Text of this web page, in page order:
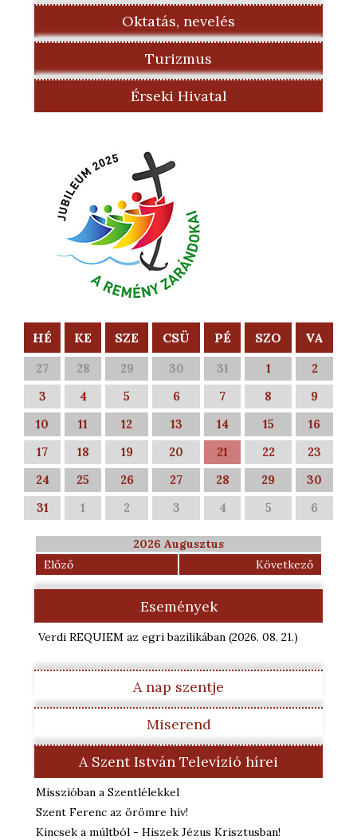
Oktatás, nevelés
Turizmus
Érseki Hivatal
HÉ KE SZE CSÜ PÉ SZO VA
27 28 29 30 31 1
2
3
4 5 6 7 8
9
10
11 12 13 14 15
16
17
18 19 20 21 22
23
24
25 26 27 28 29
30
31
1 2 3 4 5 6
2026 Augusztus
Előző
Következő
Események
Verdi REQUIEM az egri bazilikában (2026. 08. 21.)
A nap szentje
Miserend
A Szent István Televízió hírei
Misszióban a Szentlélekkel
Szent Ferenc az örömre hív!
Kincsek a múltból - Hiszek Jézus Krisztusban!